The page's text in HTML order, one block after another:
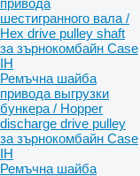
шестигранного вала /
Hex drive pulley shaft
за зърнокомбайн Case
IH
Ремъчна шайба
привода выгрузки
бункера / Hopper
discharge drive pulley
за зърнокомбайн Case
IH
Ремъчна шайба